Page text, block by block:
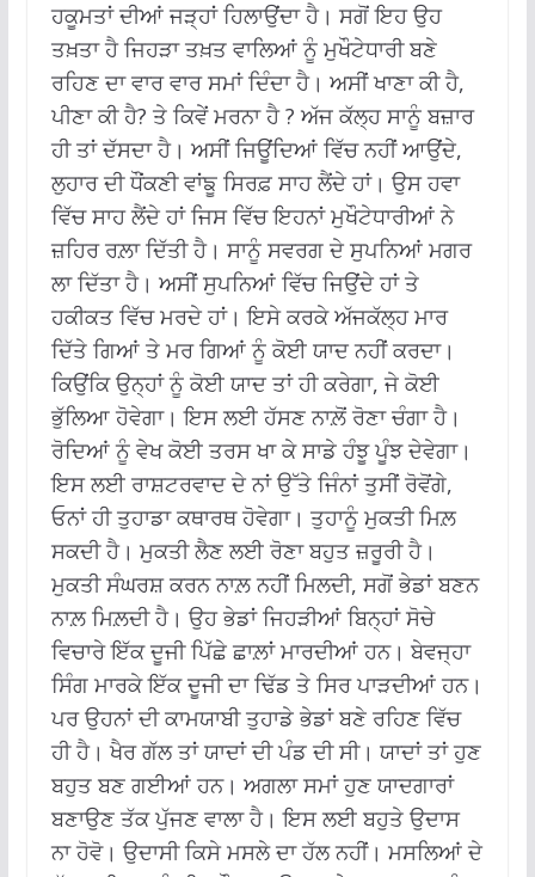
ਹਕੂਮਤਾਂ ਦੀਆਂ ਜੜ੍ਹਾਂ ਹਿਲਾਉਂਦਾ ਹੈ। ਸਗੋਂ ਇਹ ਉਹ
ਤਖ਼ਤਾ ਹੈ ਜਿਹੜਾ ਤਖ਼ਤ ਵਾਲਿਆਂ ਨੂੰ ਮੁਖੌਟੇਧਾਰੀ ਬਣੇ
ਰਹਿਣ ਦਾ ਵਾਰ ਵਾਰ ਸਮਾਂ ਦਿੰਦਾ ਹੈ। ਅਸੀਂ ਖਾਣਾ ਕੀ ਹੈ,
ਪੀਣਾ ਕੀ ਹੈ? ਤੇ ਕਿਵੇਂ ਮਰਨਾ ਹੈ ? ਅੱਜ ਕੱਲ੍ਹ ਸਾਨੂੰ ਬਜ਼ਾਰ
ਹੀ ਤਾਂ ਦੱਸਦਾ ਹੈ। ਅਸੀਂ ਜਿਊਂਦਿਆਂ ਵਿੱਚ ਨਹੀਂ ਆਉਂਦੇ,
ਲੁਹਾਰ ਦੀ ਧੌਂਕਣੀ ਵਾਂਙੂ ਸਿਰਫ਼ ਸਾਹ ਲੈਂਦੇ ਹਾਂ। ਉਸ ਹਵਾ
ਵਿੱਚ ਸਾਹ ਲੈਂਦੇ ਹਾਂ ਜਿਸ ਵਿੱਚ ਇਹਨਾਂ ਮੁਖੌਟੇਧਾਰੀਆਂ ਨੇ
ਜ਼ਹਿਰ ਰਲ਼ਾ ਦਿੱਤੀ ਹੈ। ਸਾਨੂੰ ਸਵਰਗ ਦੇ ਸੁਪਨਿਆਂ ਮਗਰ
ਲਾ ਦਿੱਤਾ ਹੈ। ਅਸੀਂ ਸੁਪਨਿਆਂ ਵਿੱਚ ਜਿਉਂਦੇ ਹਾਂ ਤੇ
ਹਕੀਕਤ ਵਿੱਚ ਮਰਦੇ ਹਾਂ। ਇਸੇ ਕਰਕੇ ਅੱਜਕੱਲ੍ਹ ਮਾਰ
ਦਿੱਤੇ ਗਿਆਂ ਤੇ ਮਰ ਗਿਆਂ ਨੂੰ ਕੋਈ ਯਾਦ ਨਹੀਂ ਕਰਦਾ।
ਕਿਉਂਕਿ ਉਨ੍ਹਾਂ ਨੂੰ ਕੋਈ ਯਾਦ ਤਾਂ ਹੀ ਕਰੇਗਾ, ਜੇ ਕੋਈ
ਭੁੱਲਿਆ ਹੋਵੇਗਾ। ਇਸ ਲਈ ਹੱਸਣ ਨਾਲ਼ੋਂ ਰੋਣਾ ਚੰਗਾ ਹੈ।
ਰੋਦਿਆਂ ਨੂੰ ਵੇਖ ਕੋਈ ਤਰਸ ਖਾ ਕੇ ਸਾਡੇ ਹੰਝੂ ਪੂੰਝ ਦੇਵੇਗਾ।
ਇਸ ਲਈ ਰਾਸ਼ਟਰਵਾਦ ਦੇ ਨਾਂ ਉੱਤੇ ਜਿੰਨਾਂ ਤੁਸੀਂ ਰੋਵੋਂਗੇ,
ਓਨਾਂ ਹੀ ਤੁਹਾਡਾ ਕਥਾਰਥ ਹੋਵੇਗਾ। ਤੁਹਾਨੂੰ ਮੁਕਤੀ ਮਿਲ਼
ਸਕਦੀ ਹੈ। ਮੁਕਤੀ ਲੈਣ ਲਈ ਰੋਣਾ ਬਹੁਤ ਜ਼ਰੂਰੀ ਹੈ।
ਮੁਕਤੀ ਸੰਘਰਸ਼ ਕਰਨ ਨਾਲ਼ ਨਹੀਂ ਮਿਲਦੀ, ਸਗੋਂ ਭੇਡਾਂ ਬਣਨ
ਨਾਲ਼ ਮਿਲ਼ਦੀ ਹੈ। ਉਹ ਭੇਡਾਂ ਜਿਹੜੀਆਂ ਬਿਨ੍ਹਾਂ ਸੋਚੇ
ਵਿਚਾਰੇ ਇੱਕ ਦੂਜੀ ਪਿੱਛੇ ਛਾਲ਼ਾਂ ਮਾਰਦੀਆਂ ਹਨ। ਬੇਵਜ੍ਹਾ
ਸਿੰਗ ਮਾਰਕੇ ਇੱਕ ਦੂਜੀ ਦਾ ਢਿੱਡ ਤੇ ਸਿਰ ਪਾੜਦੀਆਂ ਹਨ।
ਪਰ ਉਹਨਾਂ ਦੀ ਕਾਮਯਾਬੀ ਤੁਹਾਡੇ ਭੇਡਾਂ ਬਣੇ ਰਹਿਣ ਵਿੱਚ
ਹੀ ਹੈ। ਖੈਰ ਗੱਲ ਤਾਂ ਯਾਦਾਂ ਦੀ ਪੰਡ ਦੀ ਸੀ। ਯਾਦਾਂ ਤਾਂ ਹੁਣ
ਬਹੁਤ ਬਣ ਗਈਆਂ ਹਨ। ਅਗਲਾ ਸਮਾਂ ਹੁਣ ਯਾਦਗਾਰਾਂ
ਬਣਾਉਣ ਤੱਕ ਪੁੱਜਣ ਵਾਲਾ ਹੈ। ਇਸ ਲਈ ਬਹੁਤੇ ਉਦਾਸ
ਨਾ ਹੋਵੋ। ਉਦਾਸੀ ਕਿਸੇ ਮਸਲੇ ਦਾ ਹੱਲ ਨਹੀਂ। ਮਸਲਿਆਂ ਦੇ